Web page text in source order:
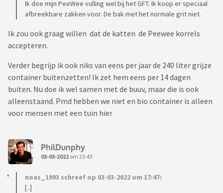
Ik doe mijn PeeWee vulling wel bij het GFT. Ik koop er speciaal
afbreekbare zakken voor. De bak met het normale grit niet.
Ik zou ook graag willen dat de katten de Peewee korrels
accepteren.
Verder begrijp ik ook niks van eens per jaar de 240 liter grijze
container buitenzetten! Ik zet hem eens per 14 dagen
buiten. Nu doe ik wel samen met de buuv, maar die is ook
alleenstaand. Pmd hebben we niet en bio container is alleen
voor mensen met een tuin hier
PhilDunphy
03-03-2022 om 23:43
noas_1993 schreef op 03-03-2022 om 17:47:
[..]